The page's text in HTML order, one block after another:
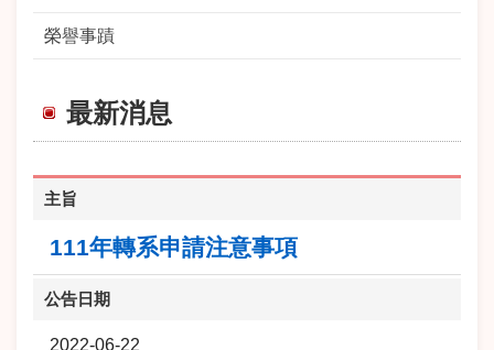
榮譽事蹟
最新消息
主旨
111年轉系申請注意事項
公告日期
2022-06-22